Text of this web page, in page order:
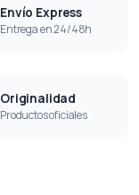
Envío Express
Entrega en 24/48h
Originalidad
Productos oficiales